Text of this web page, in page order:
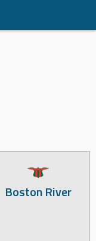
Boston River